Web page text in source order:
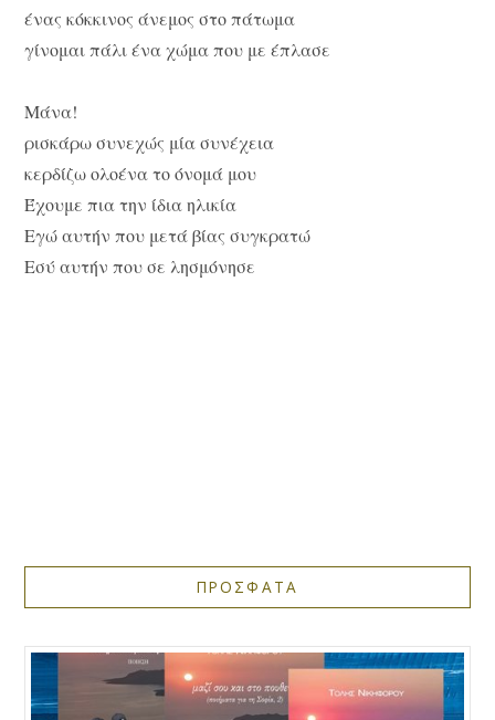
ένας κόκκινος άνεμος στο πάτωμα
γίνομαι πάλι ένα χώμα που με έπλασε
Μάνα!
ρισκάρω συνεχώς μία συνέχεια
κερδίζω ολοένα το όνομά μου
Έχουμε πια την ίδια ηλικία
Εγώ αυτήν που μετά βίας συγκρατώ
Εσύ αυτήν που σε λησμόνησε
ΠΡΟΣΦΑΤΑ